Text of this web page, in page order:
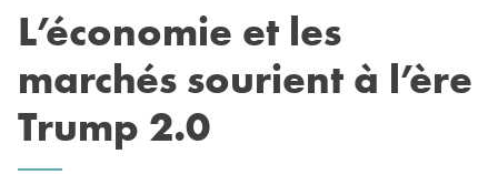
L’économie et les
marchés sourient à l’ère
Trump 2.0